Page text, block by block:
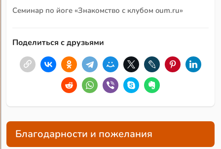
Семинар по йоге «Знакомство с клубом oum.ru»
Поделиться с друзьями
Благодарности и пожелания